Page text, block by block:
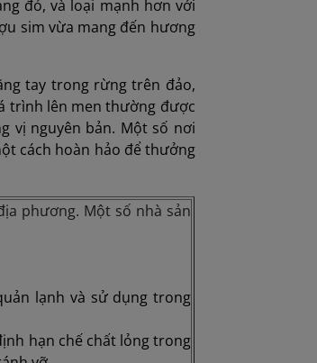
đỏ, và loại mạnh hơn với
sim vừa mang đến hương
tay trong rừng trên đảo,
trình lên men thường được
vị nguyên bản. Một số nơi
cách hoàn hảo để thưởng
phương. Một số nhà sản
lạnh và sử dụng trong
hạn chế chất lỏng trong